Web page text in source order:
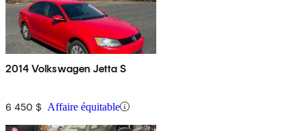
2014 Volkswagen Jetta S
6 450 $ Affaire équitable